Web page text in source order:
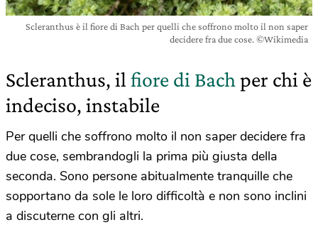
Scleranthus è il fiore di Bach per quelli che soffrono molto il non saper
decidere fra due cose. ©Wikimedia
Scleranthus, il fiore di Bach per chi è
indeciso, instabile
Per quelli che soffrono molto il non saper decidere fra
due cose, sembrandogli la prima più giusta della
seconda. Sono persone abitualmente tranquille che
sopportano da sole le loro difficoltà e non sono inclini
a discuterne con gli altri.